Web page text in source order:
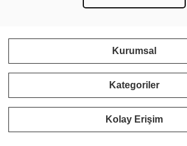
Kurumsal
Kategoriler
Kolay Erişim